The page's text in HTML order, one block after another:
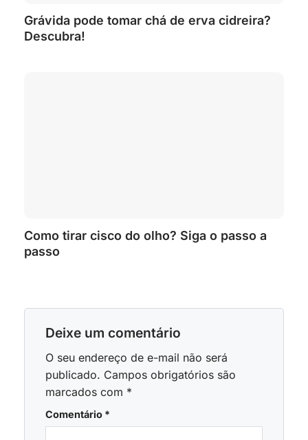
Grávida pode tomar chá de erva cidreira?
Descubra!
Como tirar cisco do olho? Siga o passo a
passo
Deixe um comentário
O seu endereço de e-mail não será
publicado. Campos obrigatórios são
marcados com *
Comentário *